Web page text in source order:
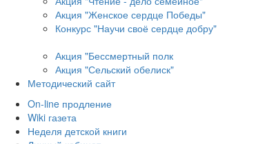
Акция "Женское сердце Победы"
Конкурс "Научи своё сердце добру"
Акция "Бессмертный полк
Акция "Сельский обелиск"
Методический сайт
On-line продление
Wiki газета
Неделя детской книги